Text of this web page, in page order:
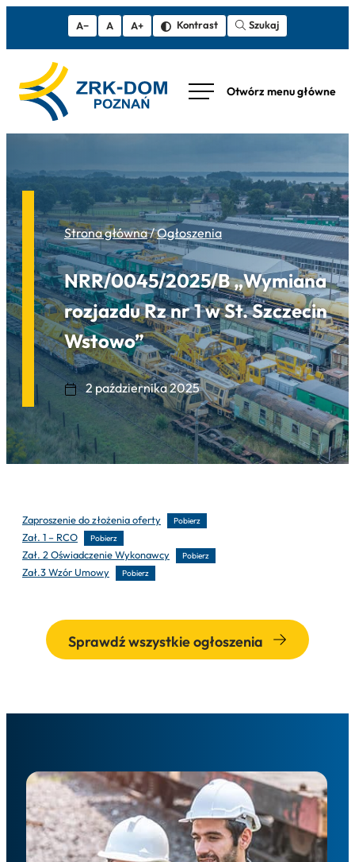
A− A A+ Kontrast Szukaj
Strona główna/Ogłoszenia
NRR/0045/2025/B „Wymiana
rozjazdu Rz nr 1 w St. Szczecin
Wstowo”
2 października 2025
Zaproszenie do złożenia oferty Pobierz
Zał. 1 – RCO Pobierz
Zał. 2 Oświadczenie Wykonawcy Pobierz
Zał.3 Wzór Umowy Pobierz
Sprawdź wszystkie ogłoszenia